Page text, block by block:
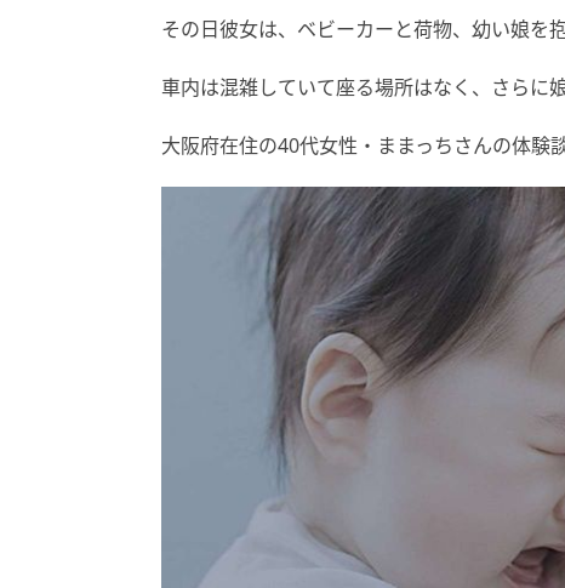
その日彼女は、ベビーカーと荷物、幼い娘を
車内は混雑していて座る場所はなく、さらに
大阪府在住の40代女性・ままっちさんの体験談